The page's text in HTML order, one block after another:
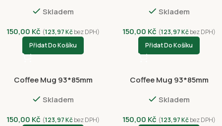
Skladem
150,00 Kč (123,97Kčbez DPH)
Přidat Do Košíku
Skladem
150,00 Kč (123,97Kčbez DPH)
Přidat Do Košíku
Coffee Mug 93*85mm
Skladem
150,00 Kč (123,97Kčbez DPH)
Coffee Mug 93*85mm
Skladem
150,00 Kč (123,97Kčbez DPH)